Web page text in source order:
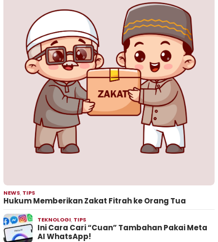
NEWS, TIPS
Hukum Memberikan Zakat Fitrah ke Orang Tua
TEKNOLOGI, TIPS
Ini Cara Cari “Cuan” Tambahan Pakai Meta
AI WhatsApp!